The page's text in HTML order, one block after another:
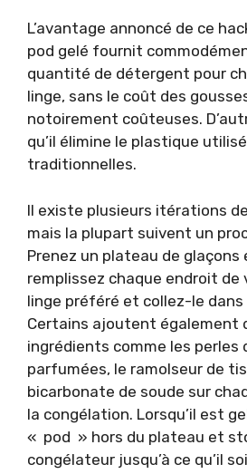
L’avantage annoncé de ce
pod gelé fournit
quantité de détergent pour
linge, sans le coût des
notoirement coûteuses.
qu’il élimine le plastique
traditionnelles.
Il existe plusieurs itérations
mais la plupart suivent un
Prenez un plateau de glaçons
remplissez chaque endroit
linge préféré et collez-le dans
Certains ajoutent également
ingrédients comme les perles
parfumées, le ramolseur de
bicarbonate de soude sur
la congélation. Lorsqu’il est
« pod » hors du plateau et
congélateur jusqu’à ce qu’il